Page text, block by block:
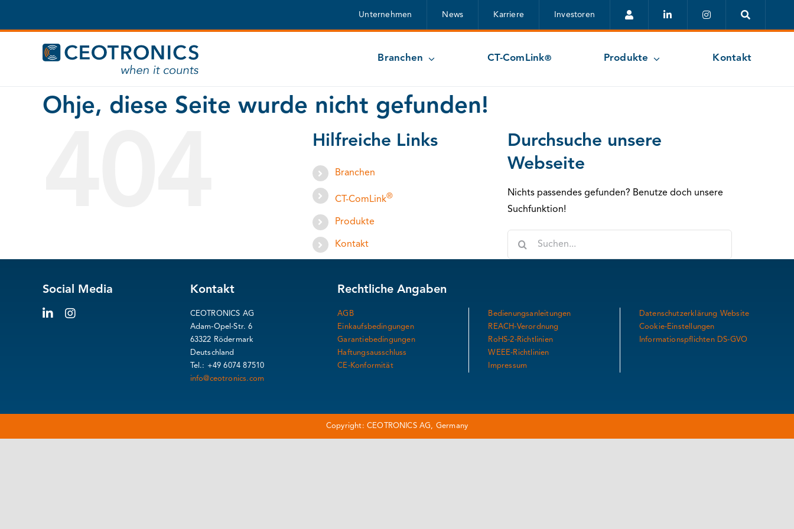
Unternehmen News Karriere Investoren
Branchen CT-ComLink® Produkte Kontakt
Ohje, diese Seite wurde nicht gefunden!
Hilfreiche Links
Branchen
CT-ComLink®
Produkte
Kontakt
Durchsuche unsere
Webseite
Nichts passendes gefunden? Benutze doch unsere
Suchfunktion!
Social Media Kontakt
CEOTRONICS AG
Adam-Opel-Str. 6
63322 Rödermark
Deutschland
Tel.: +49 6074 87510
info@ceotronics.com
Rechtliche Angaben
AGB
Einkaufsbedingungen
Garantiebedingungen
Haftungsausschluss
CE-Konformität
Bedienungsanleitungen
REACH-Verordnung
RoHS-2-Richtlinien
WEEE-Richtlinien
Impressum
Datenschutzerklärung Website
Cookie-Einstellungen
Informationspflichten DS-GVO
Copyright: CEOTRONICS AG, Germany